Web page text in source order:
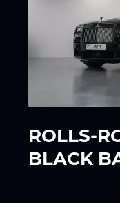
ROLLS-
BLACK